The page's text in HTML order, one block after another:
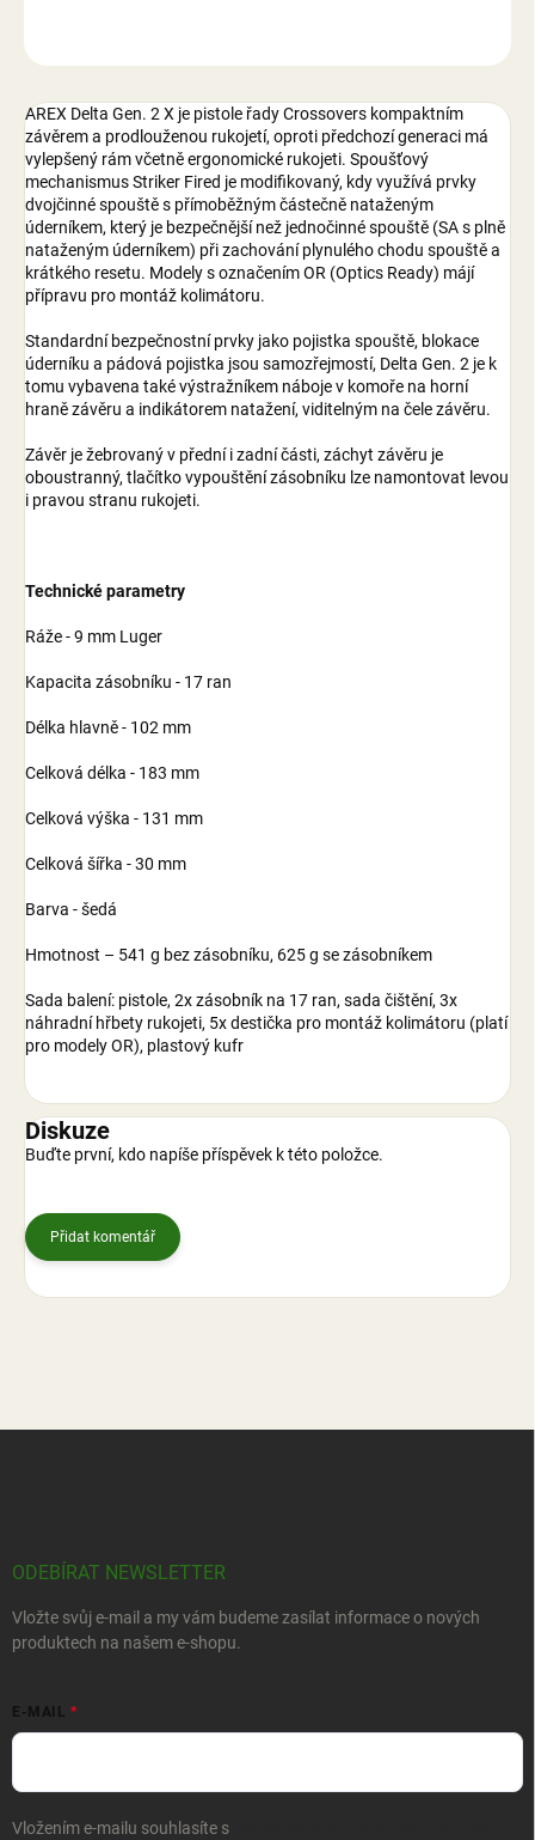
AREX Delta Gen. 2 X je pistole řady Crossovers kompaktním
závěrem a prodlouženou rukojetí, oproti předchozí generaci má
vylepšený rám včetně ergonomické rukojeti. Spoušťový
mechanismus Striker Fired je modifikovaný, kdy využívá prvky
dvojčinné spouště s přímoběžným částečně nataženým
úderníkem, který je bezpečnější než jednočinné spouště (SA s plně
nataženým úderníkem) při zachování plynulého chodu spouště a
krátkého resetu. Modely s označením OR (Optics Ready) májí
přípravu pro montáž kolimátoru.
Standardní bezpečnostní prvky jako pojistka spouště, blokace
úderníku a pádová pojistka jsou samozřejmostí, Delta Gen. 2 je k
tomu vybavena také výstražníkem náboje v komoře na horní
hraně závěru a indikátorem natažení, viditelným na čele závěru.
Závěr je žebrovaný v přední i zadní části, záchyt závěru je
oboustranný, tlačítko vypouštění zásobníku lze namontovat levou
i pravou stranu rukojeti.
Technické parametry
Ráže - 9 mm Luger
Kapacita zásobníku - 17 ran
Délka hlavně - 102 mm
Celková délka - 183 mm
Celková výška - 131 mm
Celková šířka - 30 mm
Barva - šedá
Hmotnost – 541 g bez zásobníku, 625 g se zásobníkem
Sada balení: pistole, 2x zásobník na 17 ran, sada čištění, 3x
náhradní hřbety rukojeti, 5x destička pro montáž kolimátoru (platí
pro modely OR), plastový kufr
Diskuze
Buďte první, kdo napíše příspěvek k této položce.
Přidat komentář
ODEBÍRAT NEWSLETTER
Vložte svůj e-mail a my vám budeme zasílat informace o nových
produktech na našem e-shopu.
E-MAIL
Vložením e-mailu souhlasíte s